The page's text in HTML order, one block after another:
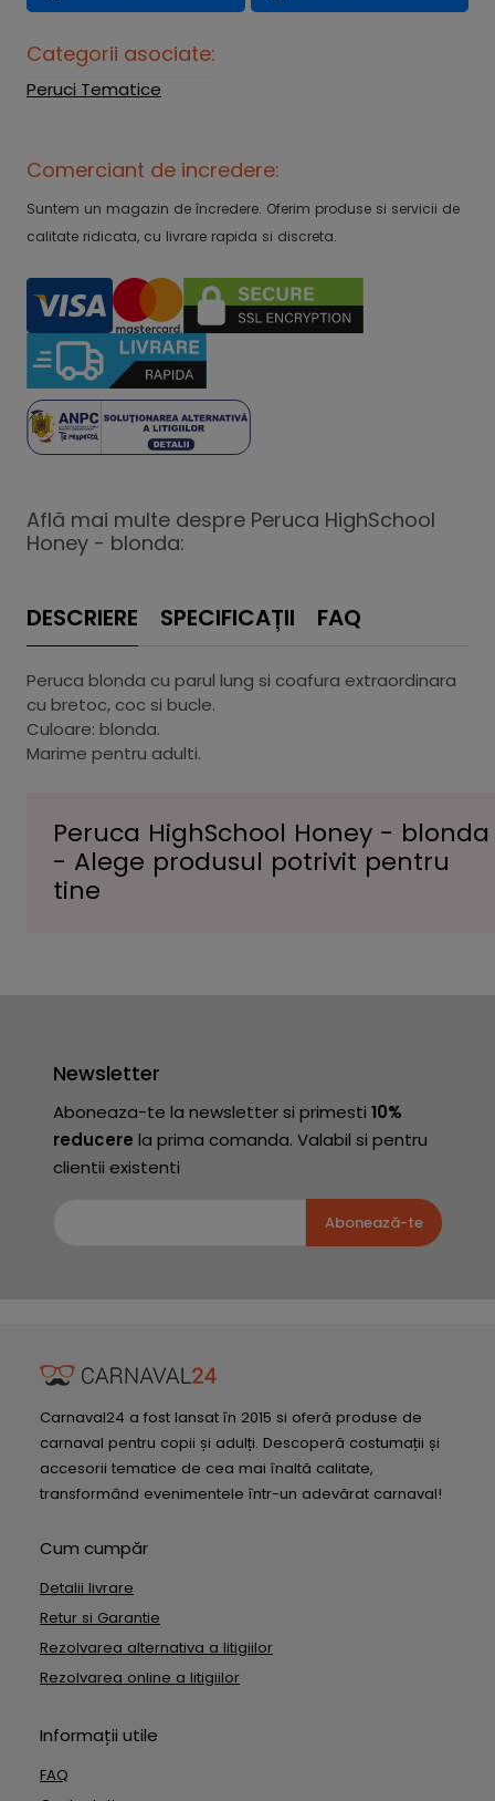
Categorii asociate:
Peruci Tematice
Comerciant de incredere:
Suntem un magazin de încredere. Oferim produse si servicii de
calitate ridicata, cu livrare rapida si discreta.
Află mai multe despre Peruca HighSchool
Honey - blonda:
DESCRIERE SPECIFICAȚII FAQ
Peruca blonda cu parul lung si coafura extraordinara
cu bretoc, coc si bucle.
Culoare: blonda.
Marime pentru adulti.
Peruca HighSchool Honey - blonda
- Alege produsul potrivit pentru
tine
Newsletter
Aboneaza-te la newsletter si primesti 10%
reducere la prima comanda. Valabil si pentru
clientii existenti
Abonează-te
Carnaval24 a fost lansat în 2015 si oferă produse de
carnaval pentru copii și adulți. Descoperă costumații și
accesorii tematice de cea mai înaltă calitate,
transformând evenimentele într-un adevărat carnaval!
Cum cumpăr
Detalii livrare
Retur si Garantie
Rezolvarea alternativa a litigiilor
Rezolvarea online a litigiilor
Informații utile
FAQ